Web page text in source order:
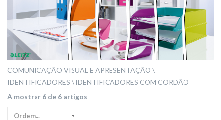
COMUNICAÇÃO VISUAL E APRESENTAÇÃO
IDENTIFICADORES
IDENTIFICADORES COM CORDÃO
A mostrar 6 de 6 artigos
Ordem...